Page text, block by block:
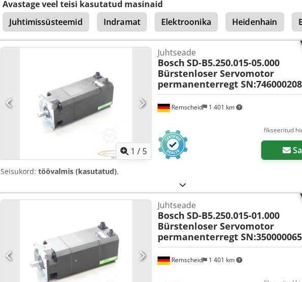
Avastage veel teisi kasutatud masinaid
Juhtimissüsteemid
Indramat Elektroonika Heidenhain
1 / 5
Remscheid 1 401 km
Juhtseade
Bosch SD-B5.250.015-05.000
Bürstenloser Servomotor
permanenterregt SN:746000208
fikseeritud
Seisukord: töövalmis (kasutatud),
Remscheid 1 401 km
Juhtseade
Bosch SD-B5.250.015-01.000
Bürstenloser Servomotor
permanenterregt SN:350000065